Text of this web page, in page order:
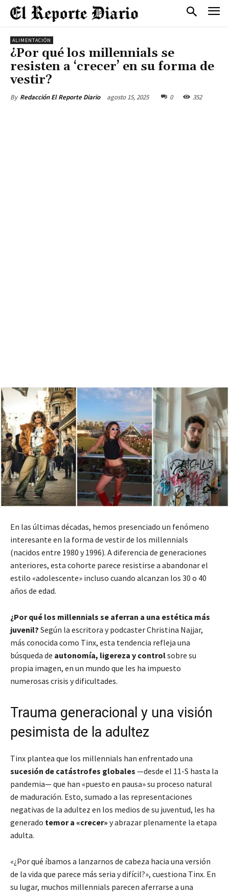
ALIMENTACIÓN
¿Por qué los millennials se
resisten a ‘crecer’ en su forma de
vestir?
By Redacción El Reporte Diario agosto 15, 2025 0 352
En las últimas décadas, hemos presenciado un fenómeno
interesante en la forma de vestir de los millennials
(nacidos entre 1980 y 1996). A diferencia de generaciones
anteriores, esta cohorte parece resistirse a abandonar el
estilo «adolescente» incluso cuando alcanzan los 30 o 40
años de edad.
¿Por qué los millennials se aferran a una estética más
juvenil? Según la escritora y podcaster Christina Najjar,
más conocida como Tinx, esta tendencia refleja una
búsqueda de autonomía, ligereza y controlsobre su
propia imagen, en un mundo que les ha impuesto
numerosas crisis y dificultades.
Trauma generacional y una visión
pesimista de la adultez
Tinx plantea que los millennials han enfrentado una
sucesión de catástrofes globales —desde el 11-S hasta la
pandemia— que han «puesto en pausa» su proceso natural
de maduración. Esto, sumado a las representaciones
negativas de la adultez en los medios de su juventud, les ha
generado temor a «crecer» y abrazar plenamente la etapa
adulta.
«¿Por qué íbamos a lanzarnos de cabeza hacia una versión
de la vida que parece más seria y difícil?», cuestiona Tinx. En
su lugar, muchos millennials parecen aferrarse a una